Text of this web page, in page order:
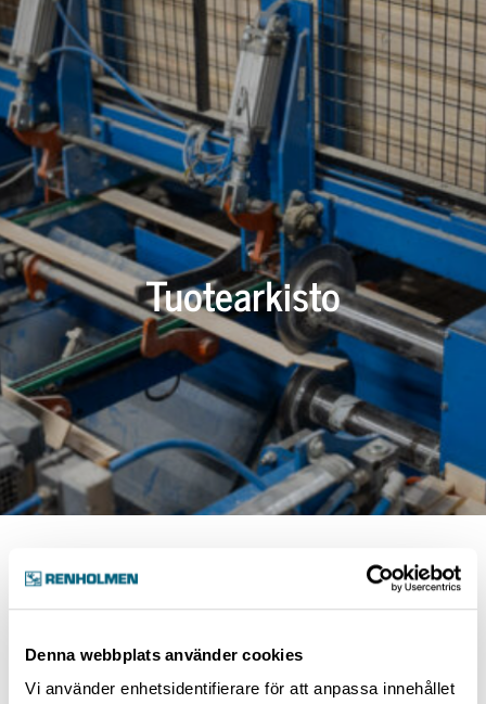
Denna webbplats använder cookies
Vi använder enhetsidentifierare för att anpassa innehållet
Tuotearkisto
Luokat:
Kuivalajittelut ja höyläämöt